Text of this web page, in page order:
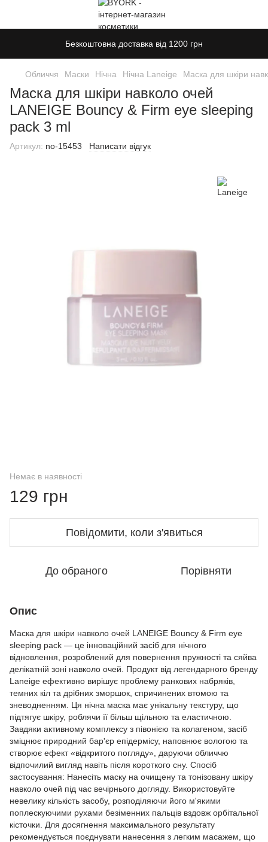
Безкоштовна доставка від 1200 грн
Обличчя Маски Нічна Нічна Laneige Маска для шкіри
Маска для шкіри навколо очей
LANEIGE Bouncy & Firm eye sleeping
pack 3 ml
Артикул: no-15453 Написати відгук
Немає в наявності
129 грн
Повідомити, коли з'явиться
До обраного Порівняти
Опис
Маска для шкіри навколо очей LANEIGE Bouncy & Firm eye
sleeping pack — це інноваційний засіб для нічного
відновлення, розроблений для повернення пружності та сяйва
делікатній зоні навколо очей. Продукт від легендарного бренду
Laneige ефективно вирішує проблему ранкових набряків,
темних кіл та дрібних зморшок, спричинених втомою та
зневодненням. Ця нічна маска має унікальну текстуру, що
підтягує шкіру, роблячи її більш щільною та еластичною.
Завдяки активному комплексу з півонією та колагеном, засіб
зміцнює природний бар'єр епідермісу, наповнює вологою та
створює ефект «відкритого погляду», даруючи обличчю
відпочилий вигляд навіть після короткого сну. Спосіб
застосування: Нанесіть маску на очищену та тонізовану шкіру
навколо очей під час вечірнього догляду. Використовуйте
невелику кількість засобу, розподіляючи його м'якими
поплескуючими рухами безіменних пальців вздовж орбітальної
кісточки. Для досягнення максимального результату
рекомендується поєднувати нанесення з легким масажем, що